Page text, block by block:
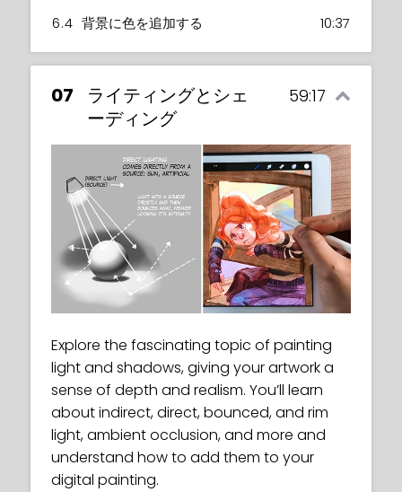
6.4 背景に色を追加する 10:37
07
ライティングとシェ
ーディング
59:17
Explore the fascinating topic of painting
light and shadows, giving your artwork a
sense of depth and realism. You’ll learn
about indirect, direct, bounced, and rim
light, ambient occlusion, and more and
understand how to add them to your
digital painting.